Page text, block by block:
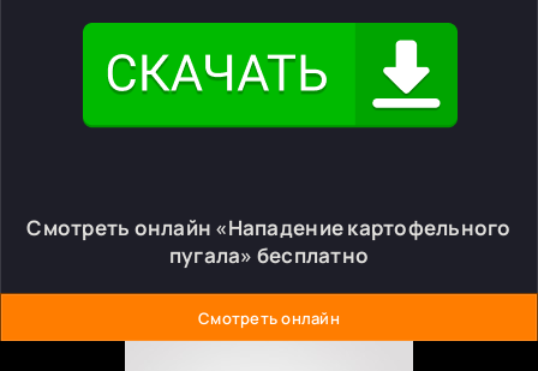
Смотреть онлайн «Нападение картофельного
пугала» бесплатно
Смотреть онлайн